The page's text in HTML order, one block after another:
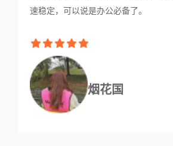
速稳定，可以说是办公必备了。
烟花国